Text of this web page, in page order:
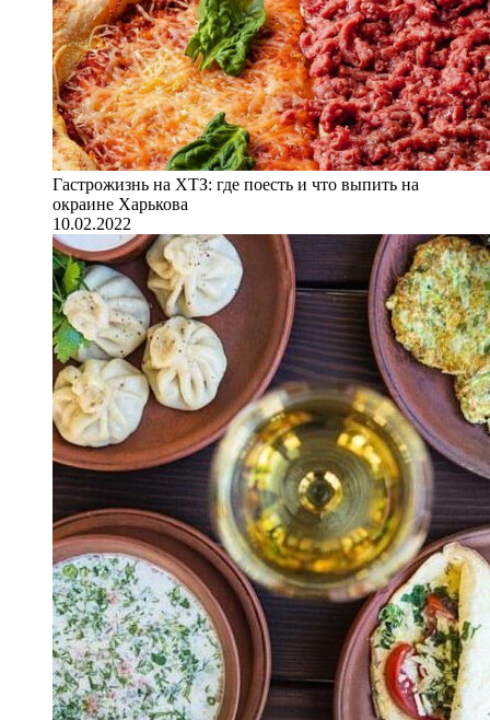
Гастрожизнь на ХТЗ: где поесть и что выпить на
окраине Харькова
10.02.2022